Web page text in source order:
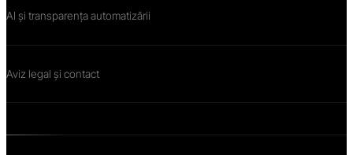
AI și transparența automatizării
Aviz legal și contact